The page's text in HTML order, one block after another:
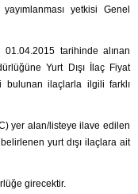
yetkisi Genel
01.04.2015 tarihinde alınan
Yurt Dışı İlaç Fiyat
bulunan ilaçlarla ilgili farklı
yer alan/listeye ilave edilen
yurt dışı ilaçlara ait
girecektir.